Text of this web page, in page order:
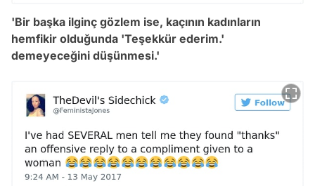
'Bir başka ilginç gözlem ise, kaçının kadınların
hemfikir olduğunda 'Teşekkür ederim.'
demeyeceğini düşünmesi.'